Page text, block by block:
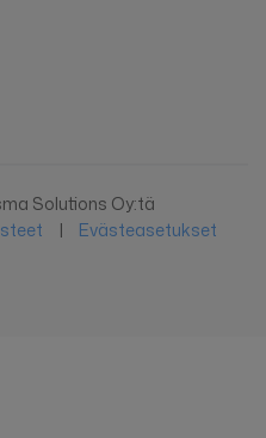
Solutions Oy:tä
| Evästeasetukset